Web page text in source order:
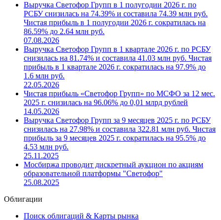
Выручка Светофор Групп в 1 полугодии 2026 г. по
РСБУ снизилась на 74.39% и составила 74.39 млн руб.
Чистая прибыль в 1 полугодии 2026 г. сократилась на
86.59% до 2.64 млн руб.
07.08.2026
Выручка Светофор Групп в 1 квартале 2026 г. по РСБУ
снизилась на 81.74% и составила 41.03 млн руб. Чистая
прибыль в 1 квартале 2026 г. сократилась на 97.9% до
1.6 млн руб.
22.05.2026
Чистая прибыль «Светофор Групп» по МСФО за 12 мес.
2025 г. снизилась на 96.06% до 0,01 млрд рублей
14.05.2026
Выручка Светофор Групп за 9 месяцев 2025 г. по РСБУ
снизилась на 27.98% и составила 322.81 млн руб. Чистая
прибыль за 9 месяцев 2025 г. сократилась на 95.5% до
4.53 млн руб.
25.11.2025
Мосбиржа проводит дискретный аукцион по акциям
образовательной платформы "Светофор"
25.08.2025
Облигации
Поиск облигаций & Карты рынка